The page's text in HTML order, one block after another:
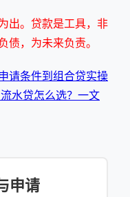
出。贷款是工具，非
，为未来负责。
请条件到组合贷实操
水贷怎么选？一文
申请